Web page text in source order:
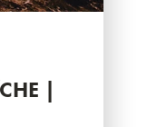
|